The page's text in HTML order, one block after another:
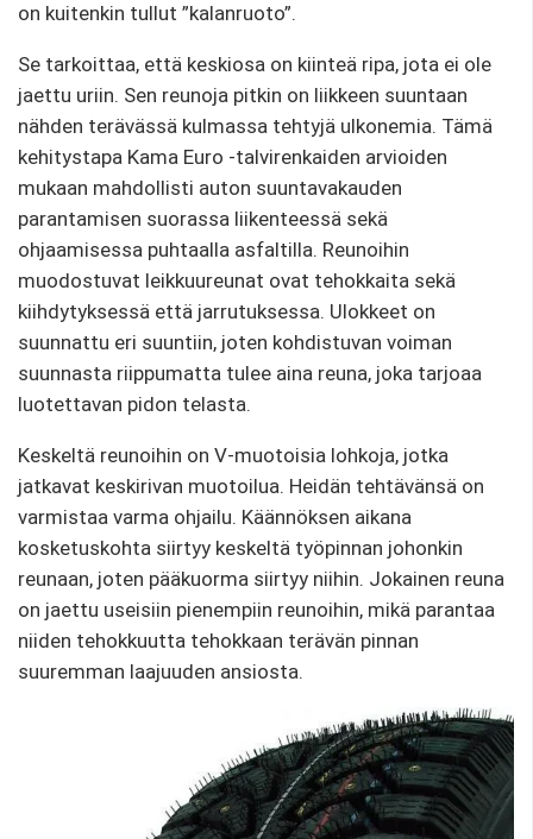
on kuitenkin tullut ”kalanruoto”.
Se tarkoittaa, että keskiosa on kiinteä ripa, jota ei ole
jaettu uriin. Sen reunoja pitkin on liikkeen suuntaan
nähden terävässä kulmassa tehtyjä ulkonemia. Tämä
kehitystapa Kama Euro -talvirenkaiden arvioiden
mukaan mahdollisti auton suuntavakauden
parantamisen suorassa liikenteessä sekä
ohjaamisessa puhtaalla asfaltilla. Reunoihin
muodostuvat leikkuureunat ovat tehokkaita sekä
kiihdytyksessä että jarrutuksessa. Ulokkeet on
suunnattu eri suuntiin, joten kohdistuvan voiman
suunnasta riippumatta tulee aina reuna, joka tarjoaa
luotettavan pidon telasta.
Keskeltä reunoihin on V-muotoisia lohkoja, jotka
jatkavat keskirivan muotoilua. Heidän tehtävänsä on
varmistaa varma ohjailu. Käännöksen aikana
kosketuskohta siirtyy keskeltä työpinnan johonkin
reunaan, joten pääkuorma siirtyy niihin. Jokainen reuna
on jaettu useisiin pienempiin reunoihin, mikä parantaa
niiden tehokkuutta tehokkaan terävän pinnan
suuremman laajuuden ansiosta.